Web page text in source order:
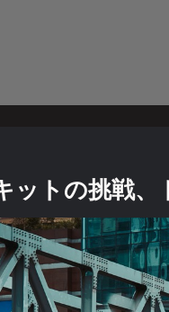
ットの挑戦、